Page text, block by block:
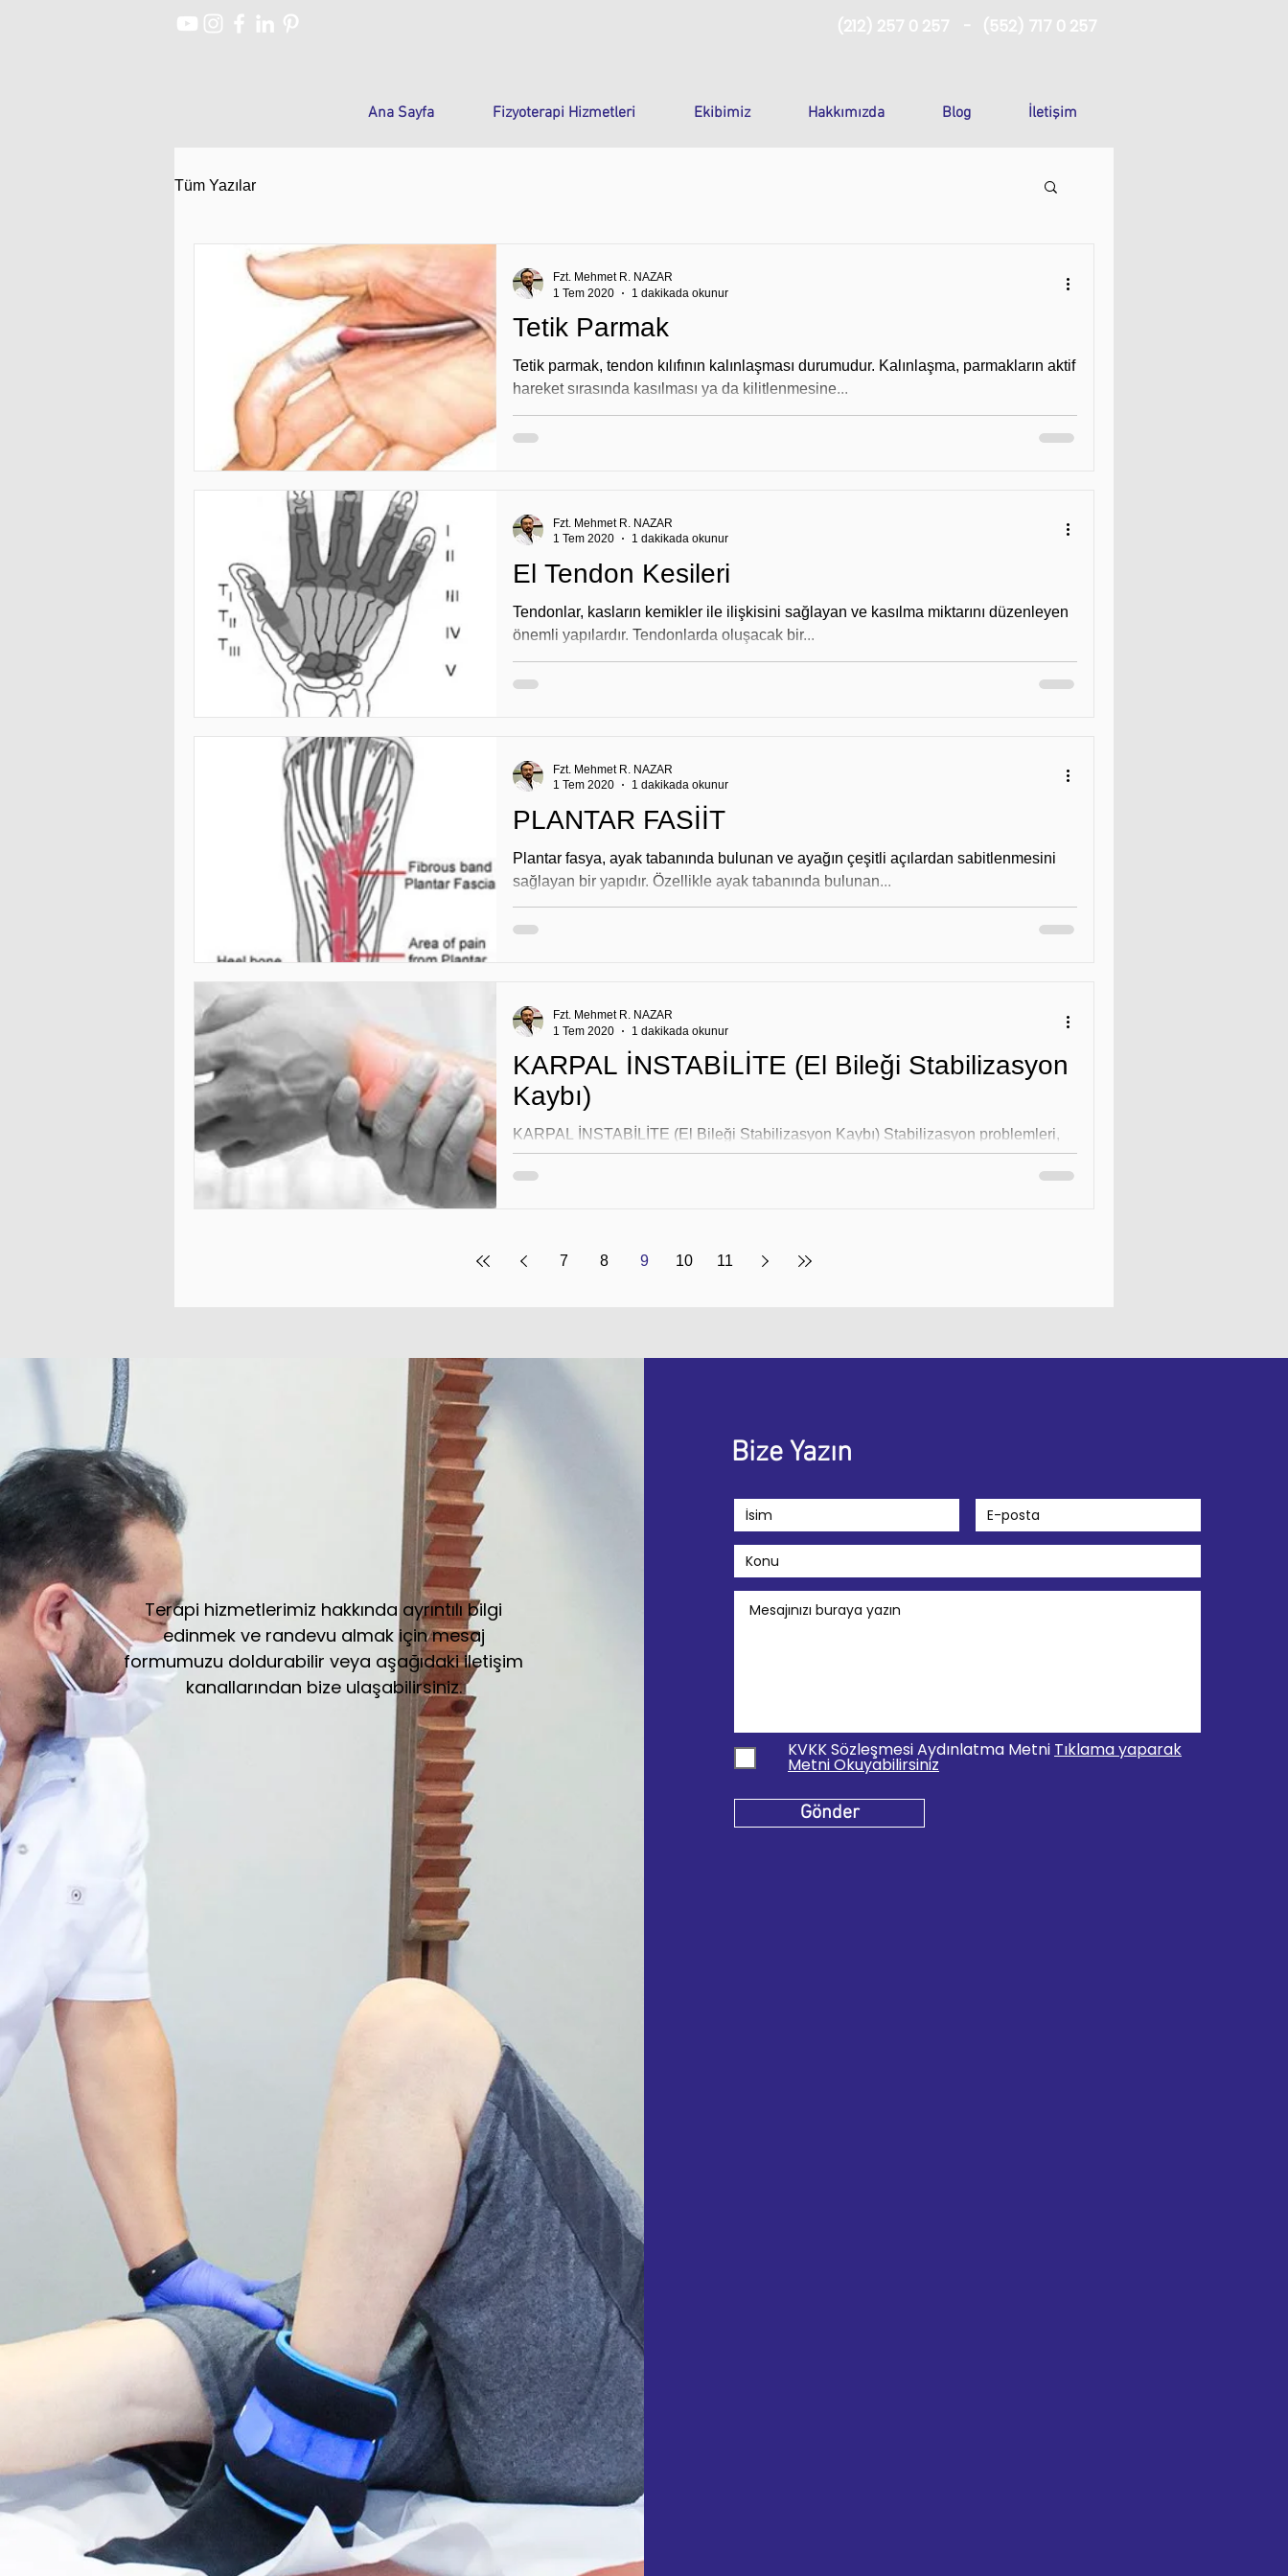
(212) 257 0 257 - (552) 717 0 257
Ana Sayfa Fizyoterapi Hizmetleri Ekibimiz Hakkımızda Blog İletişim
Tüm Yazılar
Tetik Parmak
Tetik parmak, tendon kılıfının kalınlaşması durumudur. Kalınlaşma, parmakların aktif
hareket sırasında kasılması ya da kilitlenmesine...
Fzt. Mehmet R. NAZAR
1 Tem 2020
1 dakikada okunur
El Tendon Kesileri
Tendonlar, kasların kemikler ile ilişkisini sağlayan ve kasılma miktarını düzenleyen
önemli yapılardır. Tendonlarda oluşacak bir...
Fzt. Mehmet R. NAZAR
1 Tem 2020
1 dakikada okunur
PLANTAR FASİİT
Plantar fasya, ayak tabanında bulunan ve ayağın çeşitli açılardan sabitlenmesini
sağlayan bir yapıdır. Özellikle ayak tabanında bulunan...
Fzt. Mehmet R. NAZAR
1 Tem 2020
1 dakikada okunur
KARPAL İNSTABİLİTE (El Bileği Stabilizasyon
Kaybı)
KARPAL İNSTABİLİTE (El Bileği Stabilizasyon Kaybı) Stabilizasyon problemleri,
tüm el/el bileği yaralanmalarının %10'unu oluşturmaktadır....
Fzt. Mehmet R. NAZAR
1 Tem 2020
1 dakikada okunur
7 8 9 10 11
Terapi hizmetlerimiz hakkında ayrıntılı bilgi
edinmek ve randevu almak için mesaj
formumuzu doldurabilir veya aşağıdaki iletişim
kanallarından bize ulaşabilirsiniz.
Bize Yazın
KVKK Sözleşmesi Aydınlatma Metni Tıklama yaparak
Metni Okuyabilirsiniz
Gönder